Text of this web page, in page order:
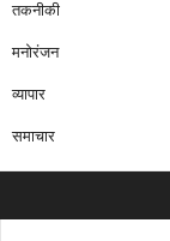
तकनीकी
मनोरंजन
व्यापार
समाचार